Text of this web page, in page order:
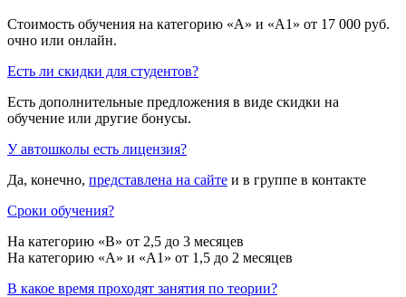
Стоимость обучения на категорию «A» и «A1» от 17 000 руб.
очно или онлайн.
Есть ли скидки для студентов?
Есть дополнительные предложения в виде скидки на
обучение или другие бонусы.
У автошколы есть лицензия?
Да, конечно, представлена на сайте и в группе в контакте
Сроки обучения?
На категорию «B» от 2,5 до 3 месяцев
На категорию «A» и «A1» от 1,5 до 2 месяцев
В какое время проходят занятия по теории?